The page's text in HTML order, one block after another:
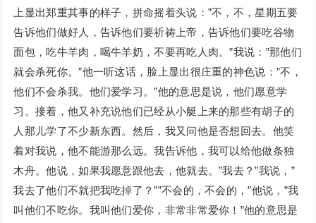
上显出郑重其事的样子，拼命摇着头说：”不，不，星期五要
告诉他们做好人，告诉他们要祈祷上帝，告诉他们要吃谷物
面包，吃牛羊肉，喝牛羊奶，不要再吃人肉。”我说：”那他们
就会杀死你。”他一听这话，脸上显出很庄重的神色说：”不，
他们不会杀我。他们爱学习。”他的意思是说，他们愿意学
习。接着，他又补充说他们已经从小艇上来的那些有胡子的
人那儿学了不少新东西。然后，我又问他是否想回去。他笑
着对我说，他不能游那么远。我告诉他，我可以给他做条独
木舟。他说，如果我愿意跟他去，他就去。”我去？”我说，”
我去了他们不就把我吃掉了？””不会的，不会的，”他说，”我
叫他们不吃你。我叫他们爱你，非常非常爱你！”他的意思是